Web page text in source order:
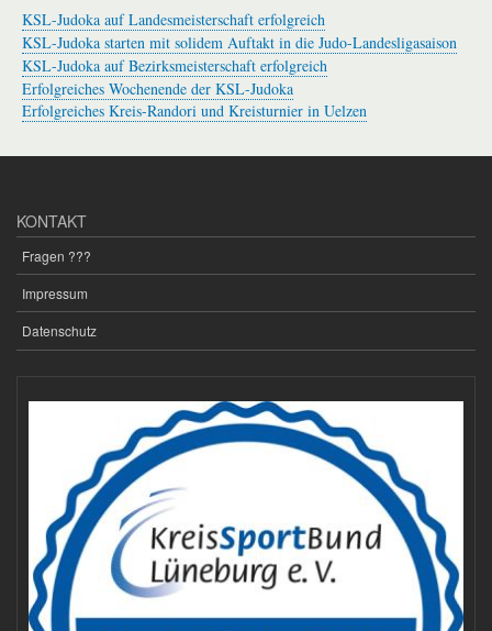
KSL-Judoka auf Landesmeisterschaft erfolgreich
KSL-Judoka starten mit solidem Auftakt in die Judo-Landesligasaison
KSL-Judoka auf Bezirksmeisterschaft erfolgreich
Erfolgreiches Wochenende der KSL-Judoka
Erfolgreiches Kreis-Randori und Kreisturnier in Uelzen
KONTAKT
Fragen ???
Impressum
Datenschutz